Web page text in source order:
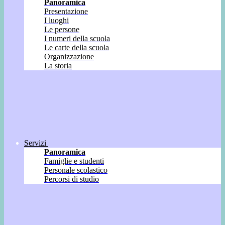
Panoramica
Presentazione
I luoghi
Le persone
I numeri della scuola
Le carte della scuola
Organizzazione
La storia
Servizi
Panoramica
Famiglie e studenti
Personale scolastico
Percorsi di studio